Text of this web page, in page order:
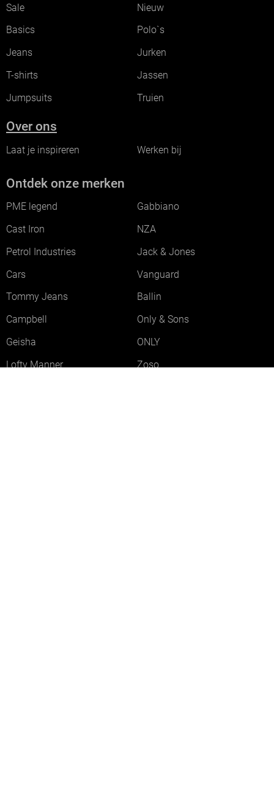
Sale
Nieuw
Basics
Polo`s
Jeans
Jurken
T-shirts
Jassen
Jumpsuits
Truien
Over ons
Laat je inspireren Werken bij
Ontdek onze merken
PME legend
Gabbiano
Cast Iron
NZA
Petrol Industries
Jack & Jones
Cars
Vanguard
Tommy Jeans
Ballin
Campbell
Only & Sons
Geisha
ONLY
Lofty Manner
Zoso